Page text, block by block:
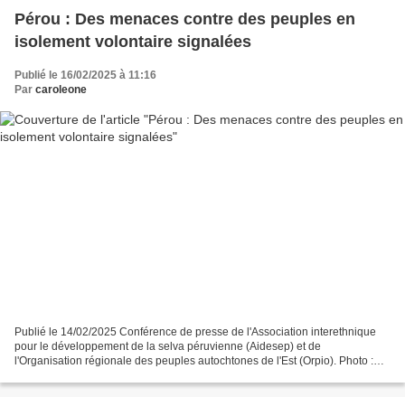
Pérou : Des menaces contre des peuples en
isolement volontaire signalées
Publié le 16/02/2025 à 11:16
Par caroleone
Publié le 14/02/2025 Conférence de presse de l'Association interethnique
pour le développement de la selva péruvienne (Aidesep) et de
l'Organisation régionale des peuples autochtones de l'Est (Orpio). Photo :